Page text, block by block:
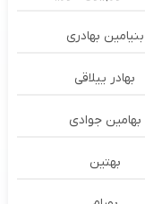
بنیامین بهادری
بهادر ییلاقی
بهامین جوادی
بهتین